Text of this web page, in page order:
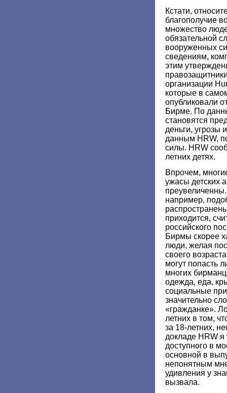
Кстати,
благополучие
множество
обязательной
вооруженных
сведениям,
этим
организации
которые в
опубликовали
Бирме. По
становятся
деньги, угрозы
данным HRW,
силы. HRW
летних детях.
Впрочем,
ужасы детских
например,
приходится,
российского
Бирмы скорее
люди, желая
своего
могут попасть
многих
одежда, еда,
социальные
значительно
«гражданке».
летних в том,
за 18-летних,
докладе HRW я
доступного в
основной в
непонятным
удивления у
вызвала.